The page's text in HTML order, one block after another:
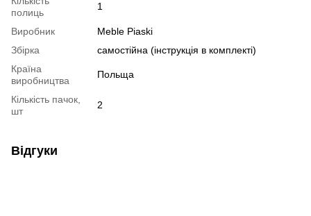
полиць
1
Виробник
Meble Piaski
Збірка
самостійна (інструкція в комплекті)
Країна
виробництва
Польща
Кількість пачок,
шт
2
Відгуки